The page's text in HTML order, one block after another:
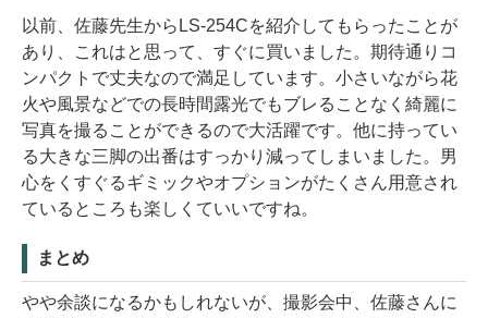
以前、佐藤先生からLS-254Cを紹介してもらったことが
あり、これはと思って、すぐに買いました。期待通りコ
ンパクトで丈夫なので満足しています。小さいながら花
火や風景などでの長時間露光でもブレることなく綺麗に
写真を撮ることができるので大活躍です。他に持ってい
る大きな三脚の出番はすっかり減ってしまいました。男
心をくすぐるギミックやオプションがたくさん用意され
ているところも楽しくていいですね。
まとめ
やや余談になるかもしれないが、撮影会中、佐藤さんに